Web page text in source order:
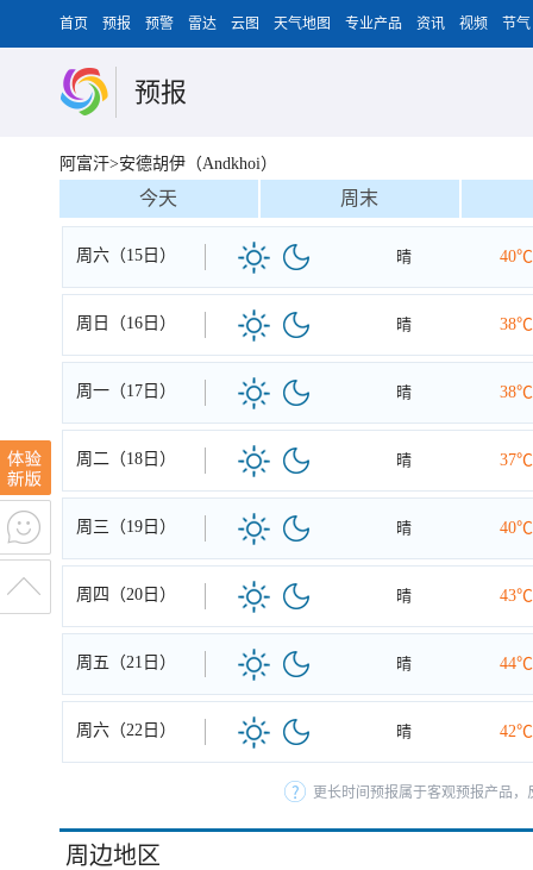
首页 预报 预警 雷达 云图 天气地图 专业产品 资讯 视频 节气
预报
阿富汗>安德胡伊（Andkhoi）
今天 周末
周六（15日） 晴 40℃
周日（16日） 晴 38℃
周一（17日） 晴 38℃
周二（18日） 晴 37℃
周三（19日） 晴 40℃
周四（20日） 晴 43℃
周五（21日） 晴 44℃
周六（22日） 晴 42℃
更长时间预报属于客观预报产品
周边地区